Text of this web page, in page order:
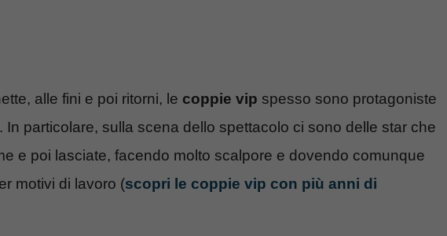
alle fini e poi ritorni, le coppie vip spesso sono protagoniste
In particolare, sulla scena dello spettacolo ci sono delle star che
e poi lasciate, facendo molto scalpore e dovendo comunque
motivi di lavoro (scopri le coppie vip con più anni di